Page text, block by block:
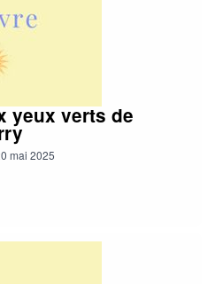
yeux verts de
mai 2025